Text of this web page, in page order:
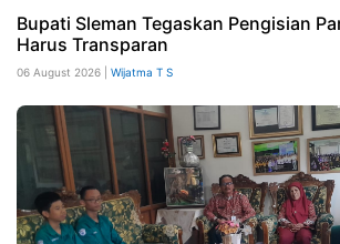
Bupati Sleman Tegaskan Pengisian
Harus Transparan
06 August 2026 | Wijatma T S